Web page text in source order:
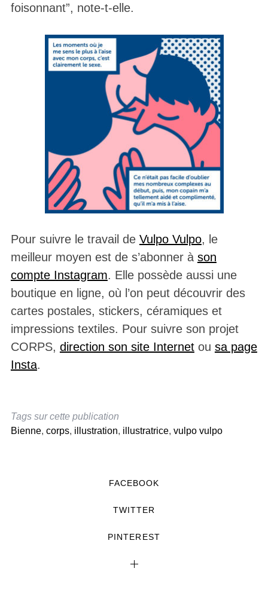
foisonnant”, note-t-elle.
Pour suivre le travail de Vulpo Vulpo, le
meilleur moyen est de s’abonner à son
compte Instagram. Elle possède aussi une
boutique en ligne, où l’on peut découvrir des
cartes postales, stickers, céramiques et
impressions textiles. Pour suivre son projet
CORPS, direction son site Internetou sa page
Insta.
Tags sur cette publication
Bienne, corps, illustration, illustratrice, vulpo vulpo
FACEBOOK
TWITTER
PINTEREST